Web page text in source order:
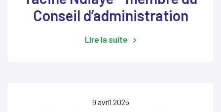
Conseil d’administration
Lire la suite
9 avril 2025